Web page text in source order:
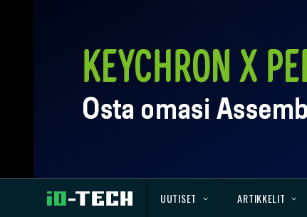
UUTISET ARTIKKELIT